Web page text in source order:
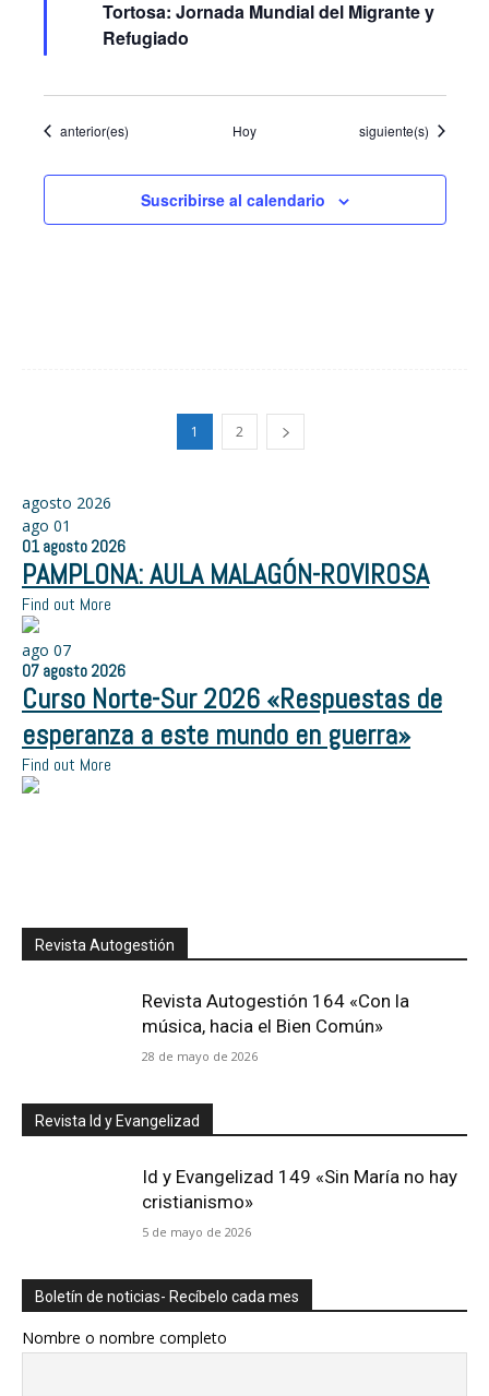
Tortosa: Jornada Mundial del Migrante y
Refugiado
Eventos
anterior(es) Hoy Eventos
siguiente(s)
Suscribirse al calendario
1 2
agosto 2026
ago 01
01 agosto 2026
PAMPLONA: AULA MALAGÓN-ROVIROSA
Find out More
ago 07
07 agosto 2026
Curso Norte-Sur 2026 «Respuestas de
esperanza a este mundo en guerra»
Find out More
Revista Autogestión
Revista Autogestión 164 «Con la
música, hacia el Bien Común»
28 de mayo de 2026
Revista Id y Evangelizad
Id y Evangelizad 149 «Sin María no hay
cristianismo»
5 de mayo de 2026
Boletín de noticias- Recíbelo cada mes
Nombre o nombre completo